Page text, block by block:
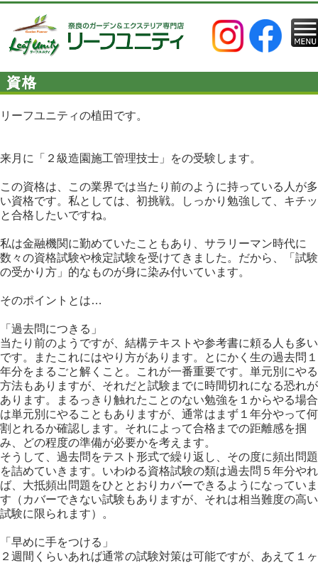
資格
リーフユニティの植田です。
来月に「２級造園施工管理技士」をの受験します。
この資格は、この業界では当たり前のように持っている人が多
い資格です。私としては、初挑戦。しっかり勉強して、キチッ
と合格したいですね。
私は金融機関に勤めていたこともあり、サラリーマン時代に
数々の資格試験や検定試験を受けてきました。だから、「試験
の受かり方」的なものが身に染み付いています。
そのポイントとは…
「過去問につきる」
当たり前のようですが、結構テキストや参考書に頼る人も多い
です。またこれにはやり方があります。とにかく生の過去問１
年分をまるごと解くこと。これが一番重要です。単元別にやる
方法もありますが、それだと試験までに時間切れになる恐れが
あります。まるっきり触れたことのない勉強を１からやる場合
は単元別にやることもありますが、通常はまず１年分やって何
割とれるか確認します。それによって合格までの距離感を掴
み、どの程度の準備が必要かを考えます。
そうして、過去問をテスト形式で繰り返し、その度に頻出問題
を詰めていきます。いわゆる資格試験の類は過去問５年分やれ
ば、大抵頻出問題をひととおりカバーできるようになっていま
す（カバーできない試験もありますが、それは相当難度の高い
試験に限られます）。
「早めに手をつける」
２週間くらいあれば通常の試験対策は可能ですが、あえて１ヶ